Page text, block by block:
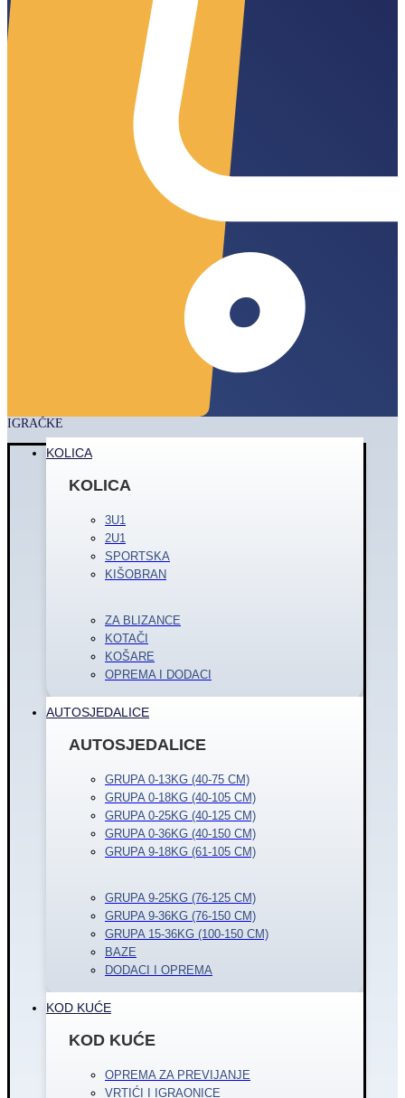
IGRAČKE
KOLICA
KOLICA
3U1
2U1
SPORTSKA
KIŠOBRAN
ZA BLIZANCE
KOTAČI
KOŠARE
OPREMA I DODACI
AUTOSJEDALICE
AUTOSJEDALICE
GRUPA 0-13KG (40-75 CM)
GRUPA 0-18KG (40-105 CM)
GRUPA 0-25KG (40-125 CM)
GRUPA 0-36KG (40-150 CM)
GRUPA 9-18KG (61-105 CM)
GRUPA 9-25KG (76-125 CM)
GRUPA 9-36KG (76-150 CM)
GRUPA 15-36KG (100-150 CM)
BAZE
DODACI I OPREMA
KOD KUĆE
KOD KUĆE
OPREMA ZA PREVIJANJE
VRTIĆI I IGRAONICE